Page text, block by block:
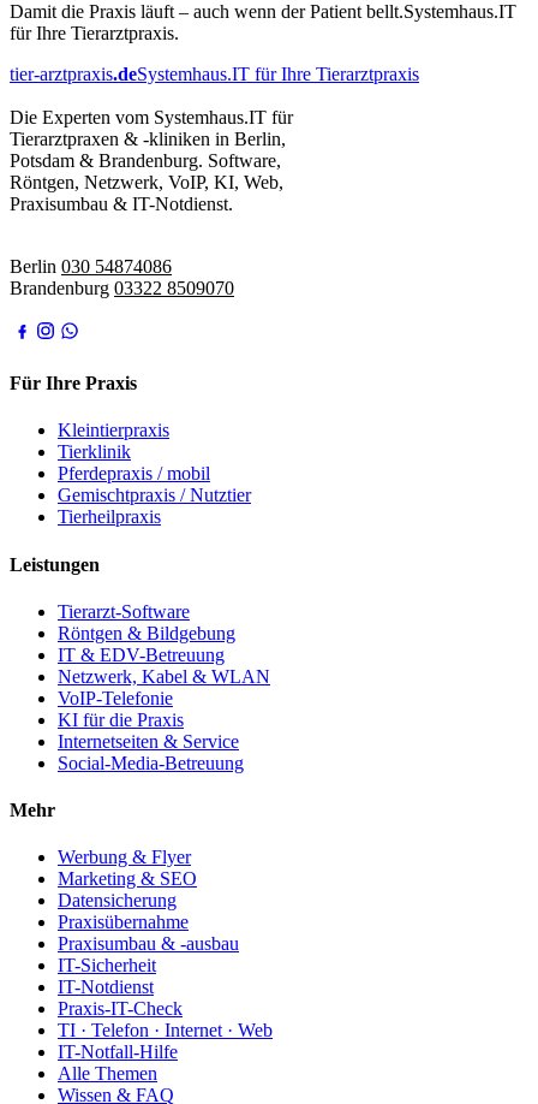
Damit die Praxis läuft – auch wenn der Patient bellt.Systemhaus.IT
für Ihre Tierarztpraxis.
tier-arztpraxis.deSystemhaus.IT für Ihre Tierarztpraxis
Die Experten vom Systemhaus.IT für
Tierarztpraxen & -kliniken in Berlin,
Potsdam & Brandenburg. Software,
Röntgen, Netzwerk, VoIP, KI, Web,
Praxisumbau & IT-Notdienst.
Berlin 030 54874086
Brandenburg 03322 8509070
Für Ihre Praxis
Kleintierpraxis
Tierklinik
Pferdepraxis / mobil
Gemischtpraxis / Nutztier
Tierheilpraxis
Leistungen
Tierarzt-Software
Röntgen & Bildgebung
IT & EDV-Betreuung
Netzwerk, Kabel & WLAN
VoIP-Telefonie
KI für die Praxis
Internetseiten & Service
Social-Media-Betreuung
Mehr
Werbung & Flyer
Marketing & SEO
Datensicherung
Praxisübernahme
Praxisumbau & -ausbau
IT-Sicherheit
IT-Notdienst
Praxis-IT-Check
TI · Telefon · Internet · Web
IT-Notfall-Hilfe
Alle Themen
Wissen & FAQ